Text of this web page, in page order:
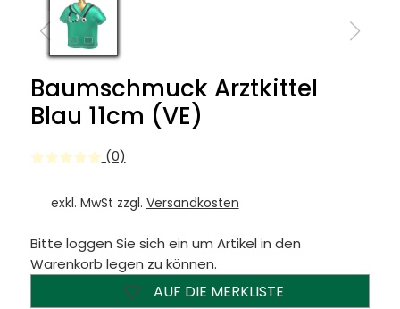
Baumschmuck Arztkittel
Blau 11cm (VE)
(0)
exkl. MwSt zzgl. Versandkosten
Bitte loggen Sie sich ein um Artikel in den
Warenkorb legen zu können.
AUF DIE MERKLISTE